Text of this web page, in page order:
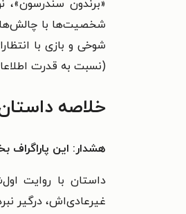
«برندون
شخصیت‌ها با
شوخی و بازی با
(نسبت به قدرت
خلاصه
هشدار: این
داستان با روایت
غیرعادی‌اش، درگیر